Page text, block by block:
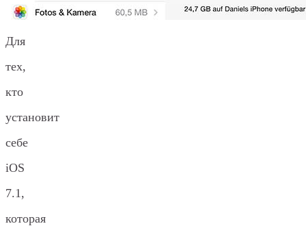
Для
тех,
кто
установит
себе
iOS
7.1,
которая